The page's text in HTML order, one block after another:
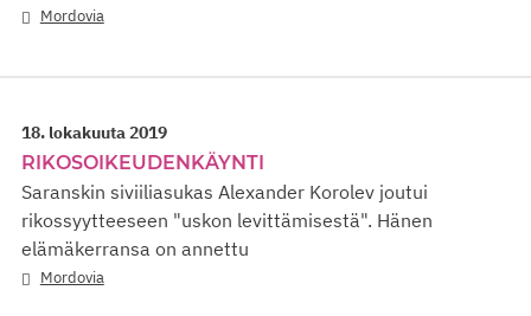
Mordovia
18. lokakuuta 2019
RIKOSOIKEUDENKÄYNTI
Saranskin siviiliasukas Alexander Korolev joutui
rikossyytteeseen "uskon levittämisestä". Hänen
elämäkerransa on annettu
Mordovia